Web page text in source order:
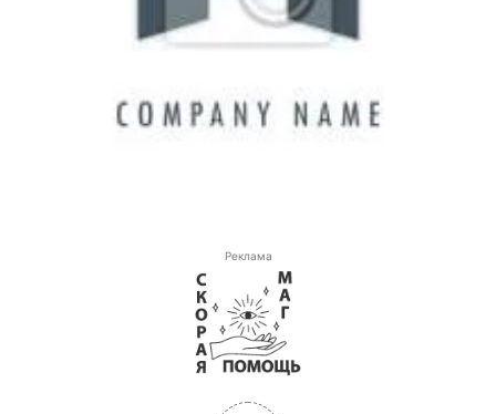
Реклама